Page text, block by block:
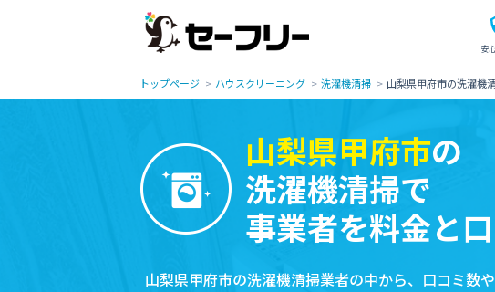
安
トップページ ハウスクリーニング 洗濯機清掃 山梨県甲府市の洗濯機
山梨県甲府市の
洗濯機清掃で
事業者を料金と
山梨県甲府市の洗濯機清掃業者の中から、口コミ数